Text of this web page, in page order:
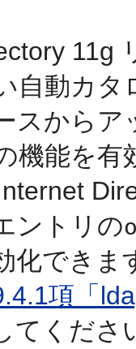
11g
自動カ
スから
機能を
ントリの
化でき
項「
てくださ